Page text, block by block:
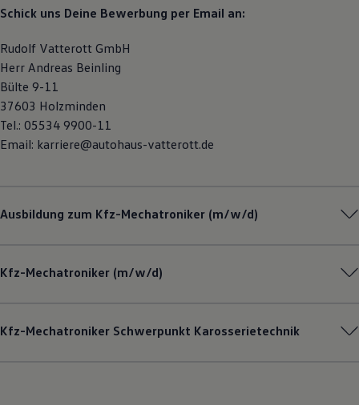
Schick uns Deine Bewerbung per Email an:
Rudolf Vatterott GmbH
Herr Andreas Beinling
Bülte 9-11
37603 Holzminden
Tel.: 05534 9900-11
Email: karriere@autohaus-vatterott.de
Ausbildung zum Kfz-Mechatroniker (m/w/d)
Kfz-Mechatroniker (m/w/d)
Kfz-Mechatroniker Schwerpunkt Karosserietechnik